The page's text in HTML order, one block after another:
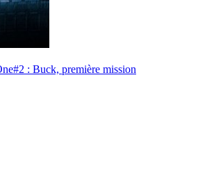
: Buck, première mission